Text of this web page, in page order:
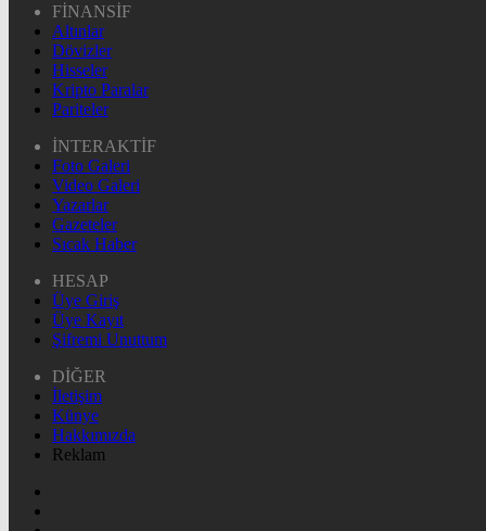
FİNANSİF
Altınlar
Dövizler
Hisseler
Kripto Paralar
Pariteler
İNTERAKTİF
Foto Galeri
Video Galeri
Yazarlar
Gazeteler
Sıcak Haber
HESAP
Üye Giriş
Üye Kayıt
Şifremi Unuttum
DİĞER
İletişim
Künye
Hakkımızda
Reklam